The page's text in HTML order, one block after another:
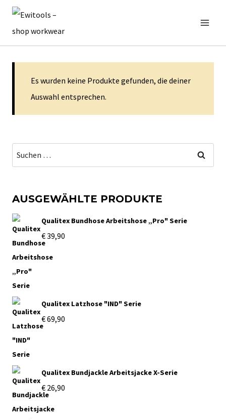
Zum
Es wurden keine Produkte gefunden, die deiner
Auswahl entsprechen.
Suchen
nach:
AUSGEWÄHLTE PRODUKTE
Qualitex Bundhose Arbeitshose „Pro" Serie
€39,90
Qualitex Latzhose "IND" Serie
€69,90
Qualitex Bundjackle Arbeitsjacke X-Serie
€ 26,90